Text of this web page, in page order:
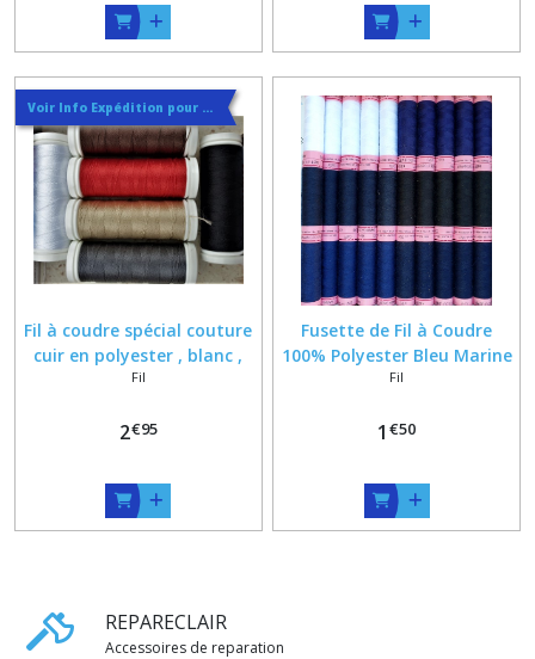
Voir Info Expédition pour Régler les Frais de Port au Meilleur Prix , En haut d'ecran à Droite
Fil à coudre spécial couture
cuir en polyester , blanc ,
marron , perle , grenat et
Fil
2€95
Fusette de Fil à Coudre
100% Polyester Bleu Marine
, Blanc ou Noir
Fil
1 €50
REPARECLAIR
Accessoires de reparation